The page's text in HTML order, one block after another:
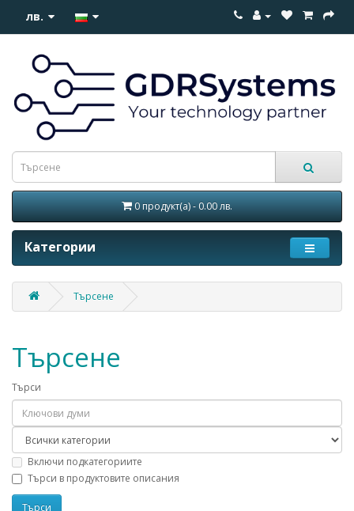
лв.
0 продукт(а) - 0.00 лв.
Категории
Търсене
Търсене
Търси
Включи подкатегориите
Търси в продуктовите описания